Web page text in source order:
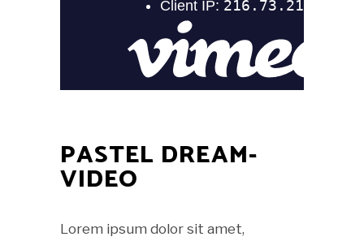
PASTEL DREAM-
VIDEO
Lorem ipsum dolor sit amet,